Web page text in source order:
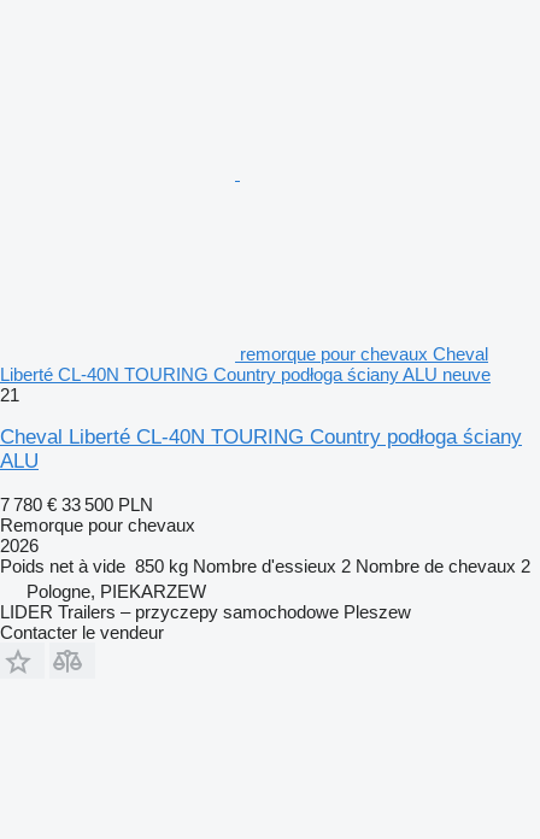
remorque pour chevaux Cheval
Liberté CL-40N TOURING Country podłoga ściany ALU neuve
21
Cheval Liberté CL-40N TOURING Country podłoga ściany
ALU
7 780 € 33 500 PLN
Remorque pour chevaux
2026
Poids net à vide 850 kg Nombre d'essieux 2 Nombre de chevaux 2
Pologne, PIEKARZEW
LIDER Trailers – przyczepy samochodowe Pleszew
Contacter le vendeur